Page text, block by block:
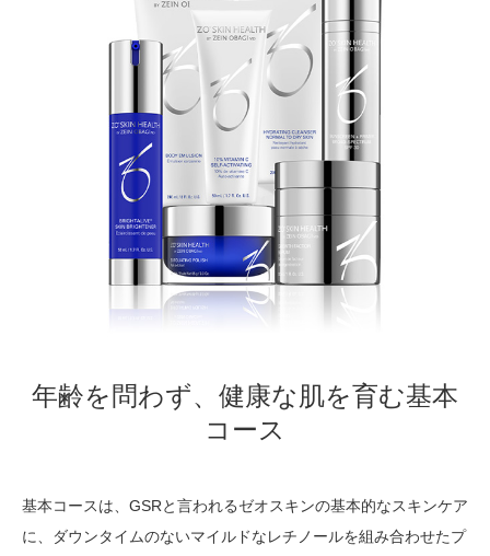
年齢を問わず、健康な肌を育む基本
コース
基本コースは、GSRと言われるゼオスキンの基本的なスキンケア
に、ダウンタイムのないマイルドなレチノールを組み合わせたプ